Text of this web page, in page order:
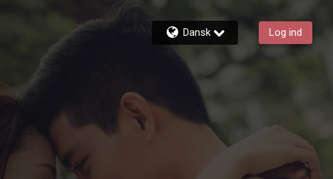
Dansk Log ind